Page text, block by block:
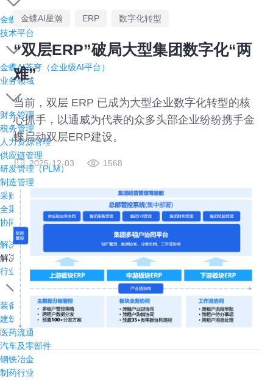
金蝶灵基
技术平台
金蝶AI苍穹（企业级AI平台）
业务领域
财务管理
税务管理
人力资源管理
供应链管理
研发管理（PLM）
制造管理
采购管理（SRM）
全渠道管理
协同办公
解决方案
解决方案
行业方案
装备制造
建筑行业
医药流通
汽车及零部件
钢铁冶金
制药行业
金蝶AI星瀚 ERP 数字化转型
“双层ERP”破局大型集团数字化“两
难”
当前，双层 ERP 已成为大型企业数字化转型的核
心抓手，以通威为代表的众多头部企业纷纷携手金
蝶启动双层ERP建设。
2025-12-03 1568